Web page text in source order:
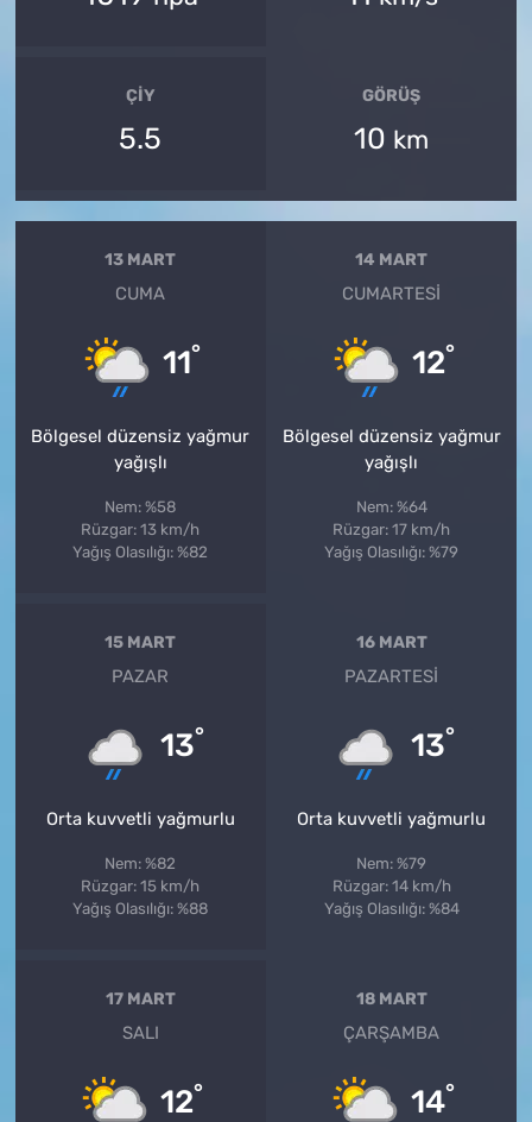
ÇIY
5.5
GÖRÜŞ
10 km
13 MART
CUMA
11°
Bölgesel düzensiz yağmur
yağışlı
Nem: %58
Rüzgar: 13 km/h
Yağış Olasılığı: %82
14 MART
CUMARTESI
12°
Bölgesel düzensiz yağmur
yağışlı
Nem: %64
Rüzgar: 17 km/h
Yağış Olasılığı: %79
15 MART
PAZAR
13°
Orta kuvvetli yağmurlu
Nem: %82
Rüzgar: 15 km/h
Yağış Olasılığı: %88
16 MART
PAZARTESI
13°
Orta kuvvetli yağmurlu
Nem: %79
Rüzgar: 14 km/h
Yağış Olasılığı: %84
17 MART
SALI
12°
18 MART
ÇARŞAMBA
14°